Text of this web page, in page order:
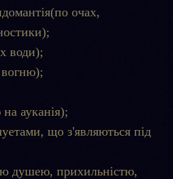
очах,
води);
ауканія);
що з'являються під
душею, прихильністю,